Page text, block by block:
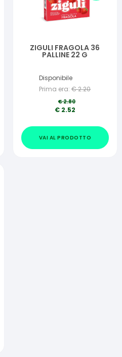
ZIGULI FRAGOLA 36
PALLINE 22 G
Disponibile
Prima era: €2.20
€2.80
€ 2.52
VAI AL PRODOTTO